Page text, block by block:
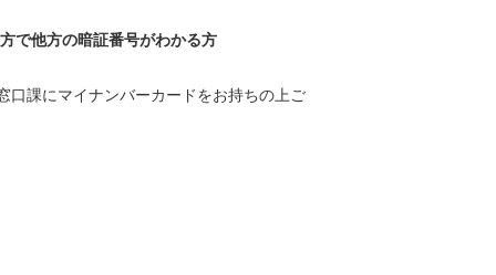
で他方の暗証番号がわかる方
課にマイナンバーカードをお持ちの上ご